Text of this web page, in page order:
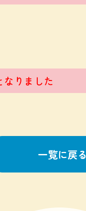
なりました
一覧に戻る